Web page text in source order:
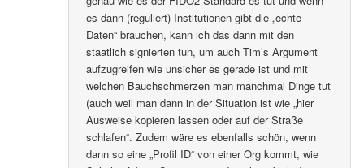
es dann (reguliert) Institutionen gibt die „echte
Daten“ brauchen, kann ich das dann mit den
staatlich signierten tun, um auch Tim’s Argument
aufzugreifen wie unsicher es gerade ist und mit
welchen Bauchschmerzen man manchmal Dinge tut
(auch weil man dann in der Situation ist wie „hier
Ausweise kopieren lassen oder auf der Straße
schlafen“. Zudem wäre es ebenfalls schön, wenn
dann so eine „Profil ID“ von einer Org kommt, wie